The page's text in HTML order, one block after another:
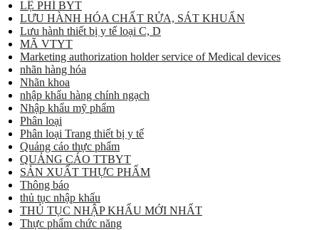
LỆ PHÍ BYT
LƯU HÀNH HÓA CHẤT RỬA, SÁT KHUẨN
Lưu hành thiết bị y tế loại C, D
MÃ VTYT
Marketing authorization holder service of Medical devices
nhãn hàng hóa
Nhãn khoa
nhập khẩu hàng chính ngạch
Nhập khẩu mỹ phẩm
Phân loại
Phân loại Trang thiết bị y tế
Quảng cáo thực phẩm
QUẢNG CÁO TTBYT
SẢN XUẤT THỰC PHẨM
Thông báo
thủ tục nhập khẩu
THỦ TỤC NHẬP KHẨU MỚI NHẤT
Thực phẩm chức năng